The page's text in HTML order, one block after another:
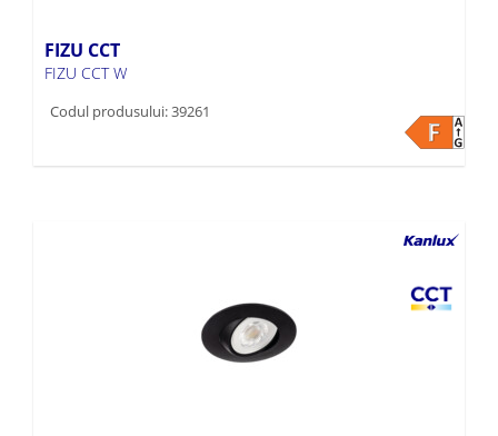
FIZU CCT
FIZU CCT W
Codul produsului: 39261